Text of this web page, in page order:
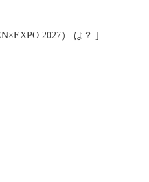
2027） は？ ]